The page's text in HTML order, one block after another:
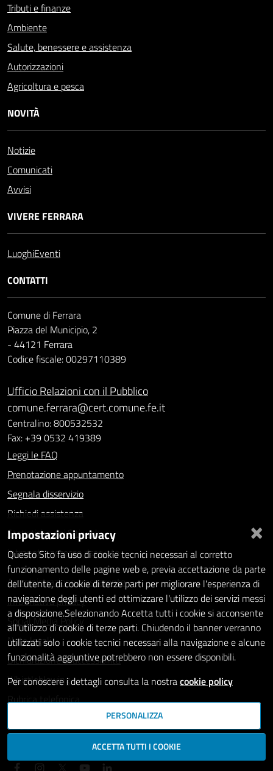
Tributi e finanze
Ambiente
Salute, benessere e assistenza
Autorizzazioni
Agricoltura e pesca
NOVITÀ
Notizie
Comunicati
Avvisi
VIVERE FERRARA
LuoghiEventi
CONTATTI
Comune di Ferrara
Piazza del Municipio, 2
- 44121 Ferrara
Codice fiscale: 00297110389
Ufficio Relazioni con il Pubblico
comune.ferrara@cert.comune.fe.it
Centralino: 800532532
Fax: +39 0532 419389
Leggi le FAQ
Prenotazione appuntamento
Segnala disservizio
Richiedi assistenza
Statistiche dei Siti web
Intranet - accesso riservato
Amministrazione trasparente
Informativa privacy
Social Media Policy
Note legali
Dichiarazione di accessibilità
Whistleblowing
Rubrica telefonica
SEGUICI SU
×
Impostazioni privacy
Questo Sito fa uso di cookie tecnici necessari al corretto
funzionamento delle pagine web e, previa accettazione da parte
dell'utente, di cookie di terze parti per migliorare l'esperienza di
navigazione degli utenti ed ottimizzare l'utilizzo dei servizi messi
a disposizione.Selezionando Accetta tutti i cookie si acconsente
all'utilizzo di cookie di terze parti. Chiudendo il banner verranno
utilizzati solo i cookie tecnici necessari alla navigazione e alcune
funzionalità aggiuntive potrebbero non essere disponibili.
Per conoscere i dettagli consulta la nostracookie policy
PERSONALIZZA
ACCETTA TUTTI I COOKIE